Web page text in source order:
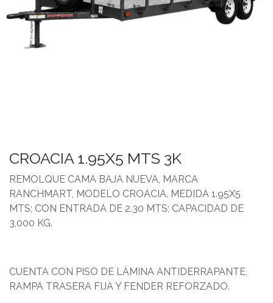
CROACIA 1.95X5 MTS 3K
REMOLQUE CAMA BAJA NUEVA, MARCA
RANCHMART, MODELO CROACIA. MEDIDA 1.95X5
MTS; CON ENTRADA DE 2.30 MTS; CAPACIDAD DE
3,000 KG.
CUENTA CON PISO DE LÁMINA ANTIDERRAPANTE,
RAMPA TRASERA FIJA Y FENDER REFORZADO.